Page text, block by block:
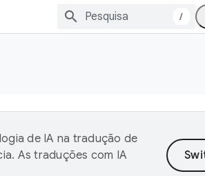
/
de IA na tradução de
As traduções com IA